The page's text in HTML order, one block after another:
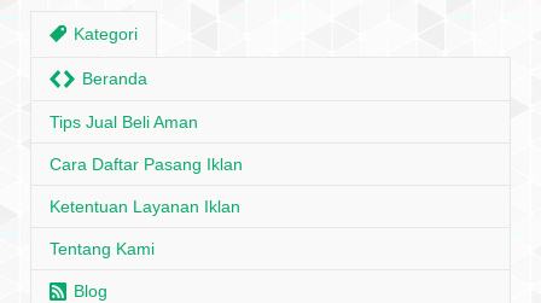
, Kategori
H Beranda
Tips Jual Beli Aman
Cara Daftar Pasang Iklan
Ketentuan Layanan Iklan
Tentang Kami
r Blog